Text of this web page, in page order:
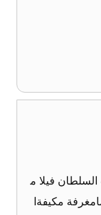
فيلا م
بحمامغرفة مكيفةا